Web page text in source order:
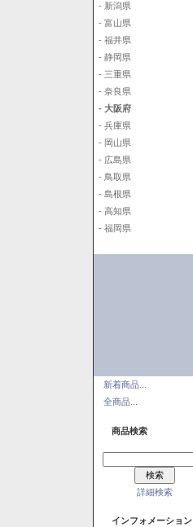
- 新潟県
- 富山県
- 福井県
- 静岡県
- 三重県
- 奈良県
- 大阪府
- 兵庫県
- 岡山県
- 広島県
- 鳥取県
- 島根県
- 高知県
- 福岡県
新着商品...
全商品...
商品検索
詳細検索
インフォメーション